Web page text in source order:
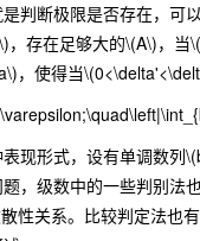
断极限是否存在，可
存在足够大的\(A\)，
，使得当
形式，设有单调数列
，级数中的一些判别
性关系。比较判定法也